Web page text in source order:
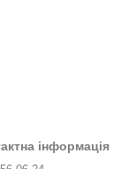
інформація